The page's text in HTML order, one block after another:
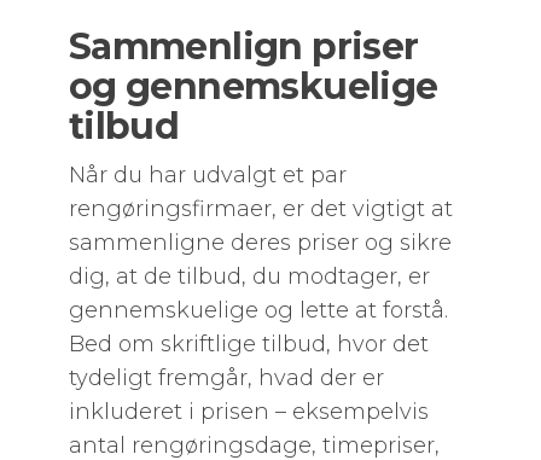
Sammenlign priser
og gennemskuelige
tilbud
Når du har udvalgt et par
rengøringsfirmaer, er det vigtigt at
sammenligne deres priser og sikre
dig, at de tilbud, du modtager, er
gennemskuelige og lette at forstå.
Bed om skriftlige tilbud, hvor det
tydeligt fremgår, hvad der er
inkluderet i prisen – eksempelvis
antal rengøringsdage, timepriser,